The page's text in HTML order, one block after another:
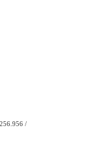
/